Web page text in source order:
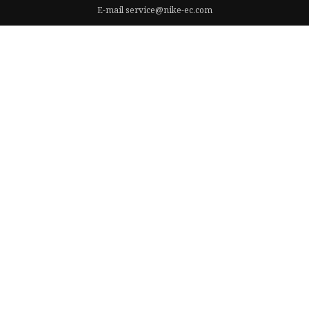
E-mail service@nike-ec.com